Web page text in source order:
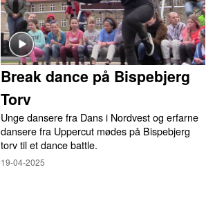
Break dance på Bispebjerg
Torv
Unge dansere fra Dans i Nordvest og erfarne
dansere fra Uppercut mødes på Bispebjerg
torv til et dance battle.
19-04-2025